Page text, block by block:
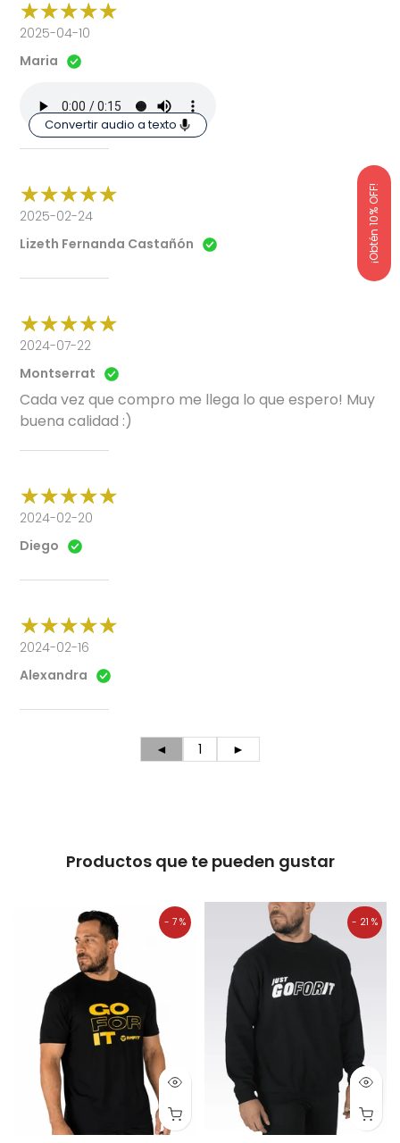
2025-04-10
Maria
Convertir audio a texto
2025-02-24
Lizeth Fernanda Castañón
2024-07-22
Montserrat
Cada vez que compro me llega lo que espero! Muy
buena calidad :)
2024-02-20
Diego
2024-02-16
Alexandra
◄ 1 ►
Productos que te pueden gustar
- 7 % - 21 %
¡Obtén 10% OFF!